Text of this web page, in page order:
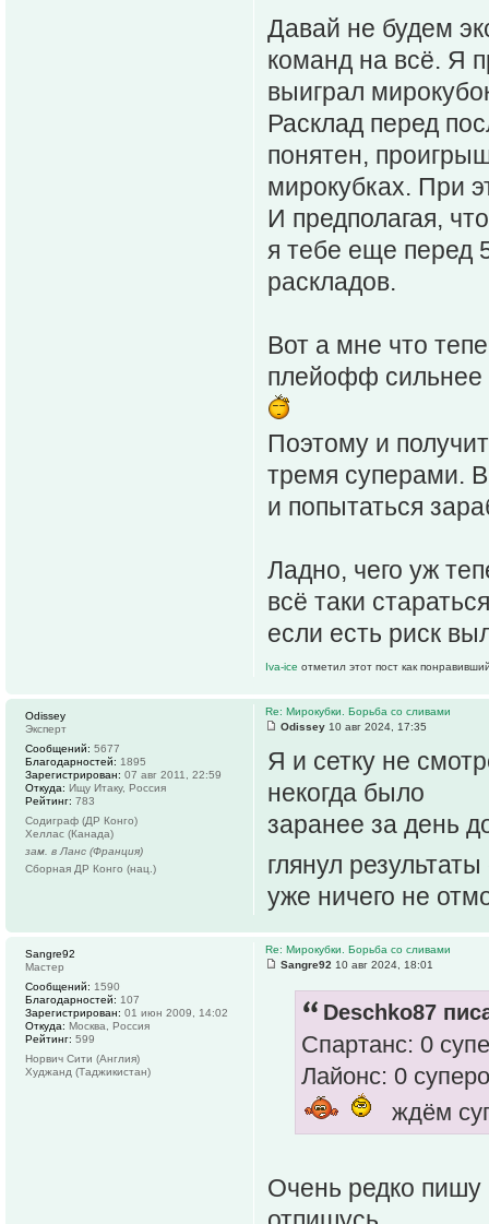
Давай не будем
команд на всё. Я
выиграл
Расклад перед
понятен,
мирокубках. При
И предполагая,
я тебе еще перед
раскладов.
Вот а мне что
плейофф сильнее
Поэтому и
тремя суперами.
и попытаться
Ладно, чего уж
всё таки
если есть риск
Iva-ice отметил этот пост как
Re: Мирокубки. Борьба со сливами
Odissey 10 авг 2024, 17:35
Я и сетку не
некогда было
заранее за день
глянул
уже ничего не
Odissey
Эксперт
Сообщений: 5677
Благодарностей: 1895
Зарегистрирован: 07 авг 2011, 22:59
Откуда: Ищу Итаку, Россия
Рейтинг: 783
Содиграф (ДР Конго)
Хеллас (Канада)
зам. в Ланс (Франция)
Сборная ДР Конго (нац.)
Re: Мирокубки. Борьба со сливами
Sangre92 10 авг 2024, 18:01
Deschko87
Спартанс: 0
Лайонс: 0
ждём
Очень редко
Sangre92
Мастер
Сообщений: 1590
Благодарностей: 107
Зарегистрирован: 01 июн 2009, 14:02
Откуда: Москва, Россия
Рейтинг: 599
Норвич Сити (Англия)
Худжанд (Таджикистан)